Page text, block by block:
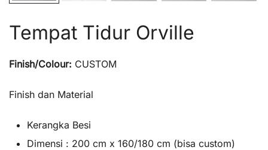
Tempat Tidur Orville
Finish/Colour: CUSTOM
Finish dan Material
Kerangka Besi
Dimensi : 200 cm x 160/180 cm (bisa custom)